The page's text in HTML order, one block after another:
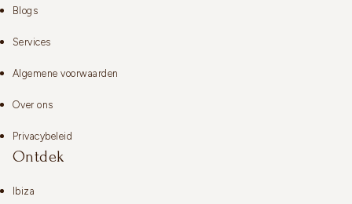
Blogs
Services
Algemene voorwaarden
Over ons
Privacybeleid
Ontdek
Ibiza